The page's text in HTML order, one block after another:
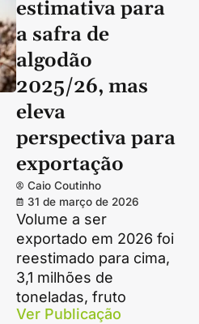
estimativa para
a safra de
algodão
2025/26, mas
eleva
perspectiva para
exportação
Caio Coutinho
31 de março de 2026
Volume a ser
exportado em 2026 foi
reestimado para cima,
3,1 milhões de
toneladas, fruto
Ver Publicação